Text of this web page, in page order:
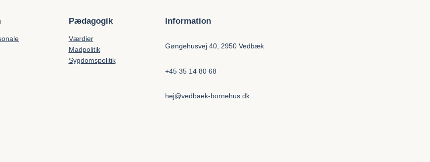
Pædagogik
Værdier
Madpolitik
Sygdomspolitik
Information
Gøngehusvej 40, 2950 Vedbæk
+45 35 14 80 68
hej@vedbaek-bornehus.dk